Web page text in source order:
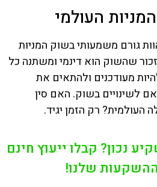
העולמי
גורם משמעותי בשוק המניות
שהשוק הוא דינמי ומשתנה כל
מעודכנים ולהתאים את
לשינויים בשוק. האם סין
העולמית? רק הזמן יגיד.
נכון? קבלו ייעוץ חינם
שלנו!